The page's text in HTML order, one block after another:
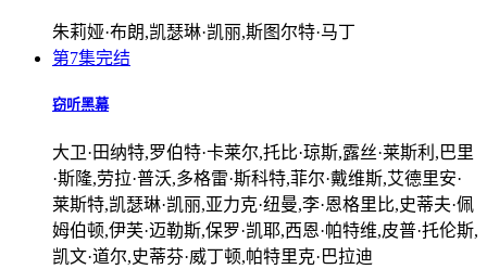
朱莉娅·布朗,凯瑟琳·凯丽,斯图尔特·马丁
第7集完结
窃听黑幕
大卫·田纳特,罗伯特·卡莱尔,托比·琼斯,露丝·莱斯利,巴里
·斯隆,劳拉·普沃,多格雷·斯科特,菲尔·戴维斯,艾德里安·
莱斯特,凯瑟琳·凯丽,亚力克·纽曼,李·恩格里比,史蒂夫·佩
姆伯顿,伊芙·迈勒斯,保罗·凯耶,西恩·帕特维,皮普·托伦斯,
凯文·道尔,史蒂芬·威丁顿,帕特里克·巴拉迪